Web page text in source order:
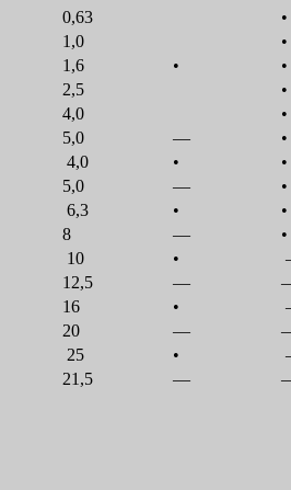
0,63
•
•
1,0
•
1,6
•
2,5
•
4,0
•
5,0 —
•
4,0 •
•
5,0 —
•
6,3 •
•
8 —
•
10 •
12,5 —
16 •
20 —
25 •
21,5 —